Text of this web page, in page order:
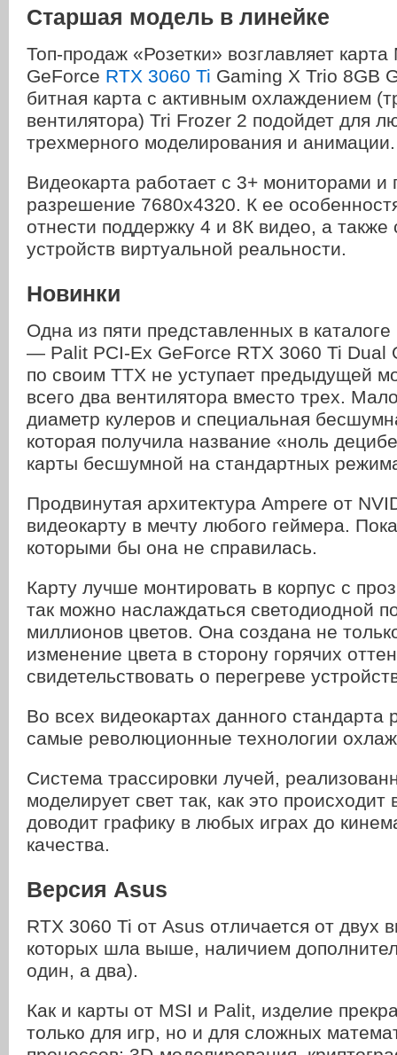
Старшая модель в линейке
Топ-продаж «Розетки» возглавляет
GeForce RTX 3060 Ti Gaming X Trio 8GB
битная карта с активным охлаждением
вентилятора) Tri Frozer 2 подойдет для
трехмерного моделирования и анимации.
Видеокарта работает с 3+ мониторами и
разрешение 7680х4320. К ее
отнести поддержку 4 и 8К видео, а
устройств виртуальной реальности.
Новинки
Одна из пяти представленных в
— Palit PCI-Ex GeForce RTX 3060 Ti Dual
по своим ТТХ не уступает предыдущей
всего два вентилятора вместо трех.
диаметр кулеров и специальная
которая получила название «ноль
карты бесшумной на стандартных
Продвинутая архитектура Ampere от
видеокарту в мечту любого геймера.
которыми бы она не справилась.
Карту лучше монтировать в корпус с
так можно наслаждаться светодиодной
миллионов цветов. Она создана не
изменение цвета в сторону горячих
свидетельствовать о перегреве
Во всех видеокартах данного стандарта
самые революционные технологии
Система трассировки лучей,
моделирует свет так, как это происходит
доводит графику в любых играх до
качества.
Версия Asus
RTX 3060 Ti от Asus отличается от двух
которых шла выше, наличием
один, а два).
Как и карты от MSI и Palit, изделие
только для игр, но и для сложных